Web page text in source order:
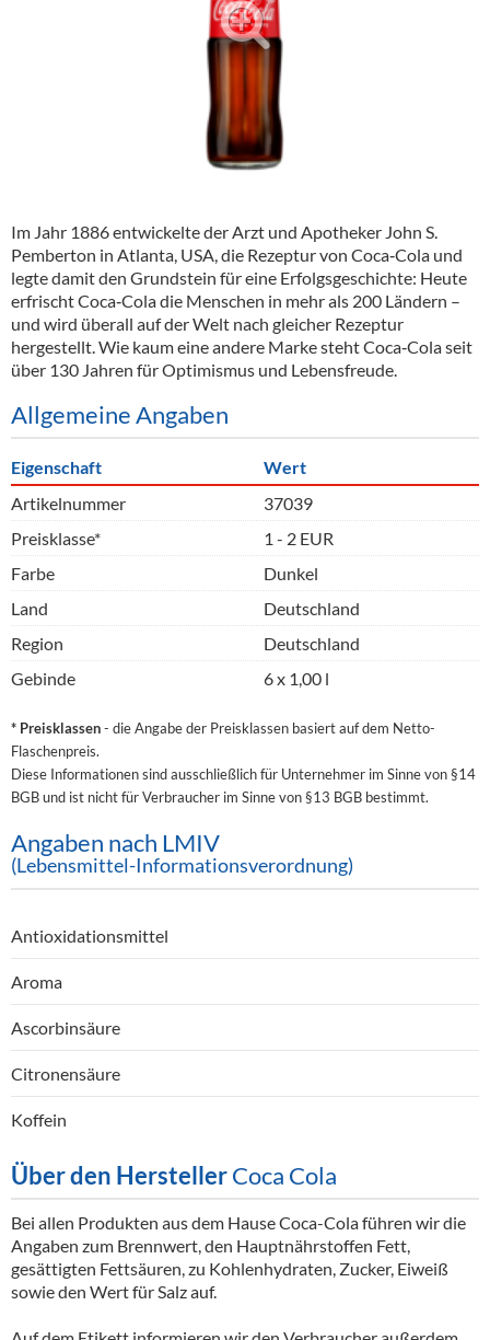
Hygieneartikel & Desinfektion
Im Jahr 1886 entwickelte der Arzt und Apotheker John S.
Pemberton in Atlanta, USA, die Rezeptur von Coca‑Cola und
legte damit den Grundstein für eine Erfolgsgeschichte: Heute
erfrischt Coca‑Cola die Menschen in mehr als 200 Ländern –
und wird überall auf der Welt nach gleicher Rezeptur
hergestellt. Wie kaum eine andere Marke steht Coca‑Cola seit
über 130 Jahren für Optimismus und Lebensfreude.
Allgemeine Angaben
Eigenschaft
Wert
Artikelnummer
37039
Preisklasse*
1 - 2 EUR
Farbe
Dunkel
Land
Deutschland
Region
Deutschland
Gebinde
6 x 1,00 l
* Preisklassen- die Angabe der Preisklassen basiert auf dem Netto-
Flaschenpreis.
Diese Informationen sind ausschließlich für Unternehmer im Sinne von §14
BGB und ist nicht für Verbraucher im Sinne von §13 BGB bestimmt.
Angaben nach LMIV
(Lebensmittel-Informationsverordnung)
Antioxidationsmittel
Aroma
Ascorbinsäure
Citronensäure
Koffein
Über den HerstellerCoca Cola
Bei allen Produkten aus dem Hause Coca-Cola führen wir die
Angaben zum Brennwert, den Hauptnährstoffen Fett,
gesättigten Fettsäuren, zu Kohlenhydraten, Zucker, Eiweiß
sowie den Wert für Salz auf.